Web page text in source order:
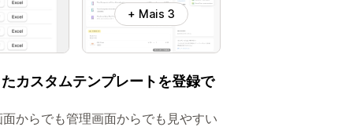
+ Mais 3
カスタムテンプレートを登録で
からでも管理画面からでも見やすい